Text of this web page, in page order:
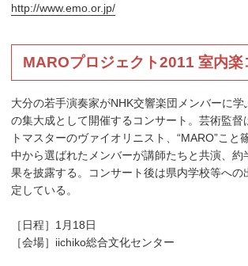
http://www.emo.or.jp/
MAROプロジェクト2011 室内楽
大分の若手演奏家がNHK交響楽団メンバーに学
の集大成として開催するコンサート。芸術監督
トマスターのヴァイオリニスト、“MARO”こと
中から選ばれたメンバーが講師たちと共演、約
果を披露する。コンサート後は県内学校等への
定している。
［日程］1月18日
［会場］iichiko総合文化センター